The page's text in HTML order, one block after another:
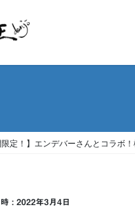
限定！】エンデバーさんとコラボ
: 2022年3月4日